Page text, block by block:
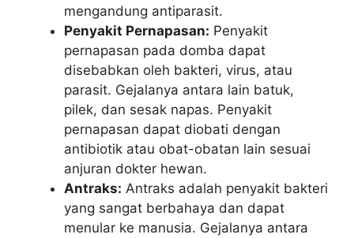
mengandung antiparasit.
Penyakit Pernapasan: Penyakit
pernapasan pada domba dapat
disebabkan oleh bakteri, virus, atau
parasit. Gejalanya antara lain batuk,
pilek, dan sesak napas. Penyakit
pernapasan dapat diobati dengan
antibiotik atau obat-obatan lain sesuai
anjuran dokter hewan.
Antraks: Antraks adalah penyakit bakteri
yang sangat berbahaya dan dapat
menular ke manusia. Gejalanya antara